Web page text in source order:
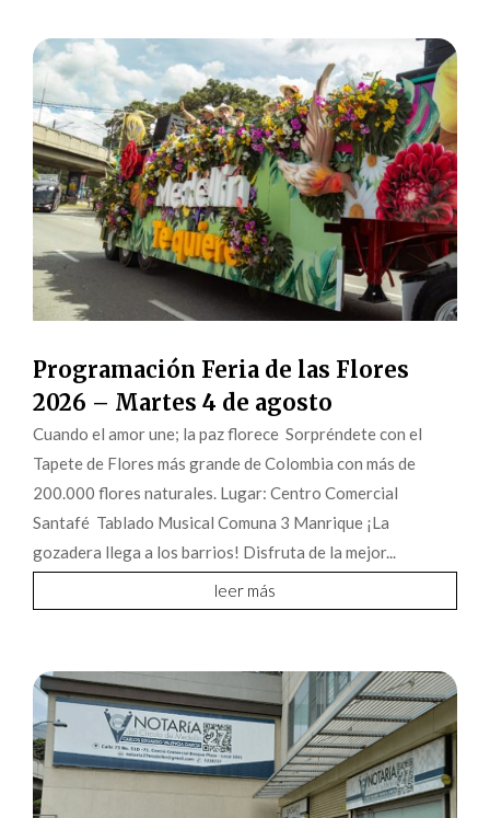
Programación Feria de las Flores
2026 – Martes 4 de agosto
Cuando el amor une; la paz florece Sorpréndete con el
Tapete de Flores más grande de Colombia con más de
200.000 flores naturales. Lugar: Centro Comercial
Santafé Tablado Musical Comuna 3 Manrique ¡La
gozadera llega a los barrios! Disfruta de la mejor...
leer más